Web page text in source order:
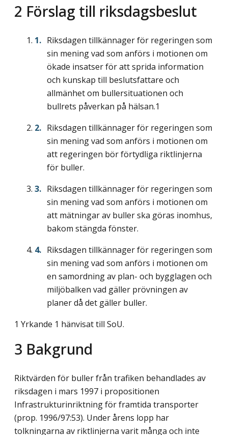
2 Förslag till riksdagsbeslut
Riksdagen tillkännager för regeringen som
sin mening vad som anförs i motionen om
ökade insatser för att sprida information
och kunskap till beslutsfattare och
allmänhet om bullersituationen och
bullrets påverkan på hälsan.1
Riksdagen tillkännager för regeringen som
sin mening vad som anförs i motionen om
att regeringen bör förtydliga riktlinjerna
för buller.
Riksdagen tillkännager för regeringen som
sin mening vad som anförs i motionen om
att mätningar av buller ska göras inomhus,
bakom stängda fönster.
Riksdagen tillkännager för regeringen som
sin mening vad som anförs i motionen om
en samordning av plan- och bygglagen och
miljöbalken vad gäller prövningen av
planer då det gäller buller.
1 Yrkande 1 hänvisat till SoU.
3 Bakgrund
Riktvärden för buller från trafiken behandlades av
riksdagen i mars 1997 i propositionen
Infrastrukturinriktning för framtida transporter
(prop. 1996/97:53). Under årens lopp har
tolkningarna av riktlinjerna varit många och inte